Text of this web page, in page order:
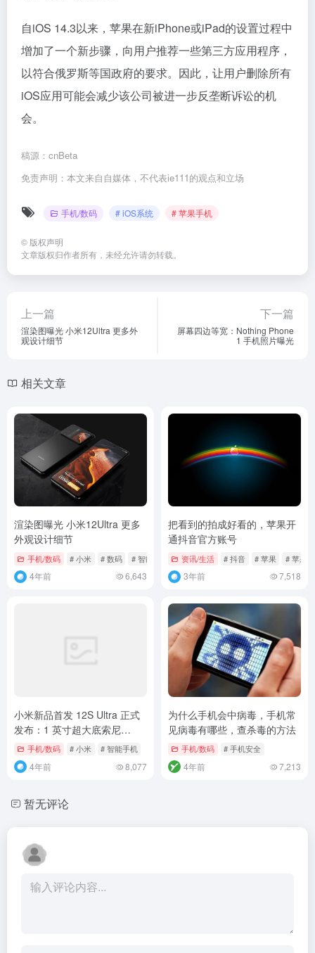
自iOS 14.3以来，苹果在新iPhone或iPad的设置过程中
增加了一个新步骤，向用户推荐一些第三方应用程序，
以符合俄罗斯等国政府的要求。因此，让用户删除所有
iOS应用可能会减少该公司被进一步反垄断诉讼的机
会。
稿源：cnBeta
免责声明：本文来自自媒体，不代表ie111的观点和立场
手机/数码 # iOS系统 # 苹果手机
© 版权声明
文章版权归作者所有，未经允许请勿转载。
上一篇
渲染图曝光 小米12Ultra 更多外
观设计细节
下一篇
屏幕四边等宽：Nothing Phone
1 手机照片曝光
相关文章
渲染图曝光 小米12Ultra 更多
外观设计细节
手机/数码 # 小米 # 数码 # 智能手机
4年前 6,643
把看到的拍成好看的，苹果开
通抖音官方账号
资讯/生活 # 抖音 # 苹果 # 苹果
3年前 7,518
小米新品首发 12S Ultra 正式
发布：1 英寸超大底索尼
IMX989，徕卡联合研发
手机/数码 # 小米 # 智能手机
4年前 8,077
为什么手机会中病毒，手机常
见病毒有哪些，查杀毒的方法
手机/数码 # 手机安全
4年前 7,213
暂无评论